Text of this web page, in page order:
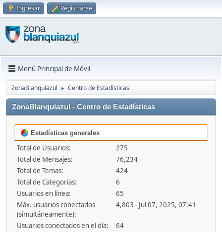
Ingresar Registrarse
Menú Principal de Móvil
ZonaBlanquiazul ► Centro de Estadísticas
ZonaBlanquiazul - Centro de Estadísticas
Estadísticas generales
Total de Usuarios:
275
Total de Mensajes:
76,234
Total de Temas:
424
Total de Categorías:
6
Usuarios en línea:
65
Máx. usuarios conectados
(simultáneamente):
4,803 - Jul 07, 2025, 07:41
Usuarios conectados en el día:
64